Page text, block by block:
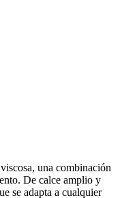
una combinación
De calce amplio y
se adapta a cualquier